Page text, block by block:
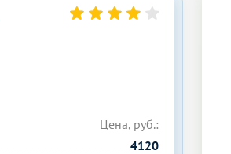
Цена, руб.:
4120